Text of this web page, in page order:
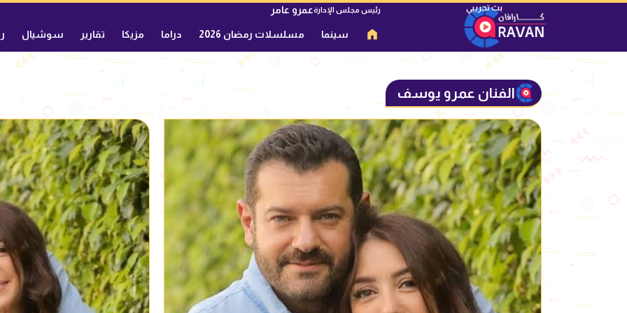
رئيس مجلس الإدارةعمرو عامر
سينما مسلسلات رمضان 2026 دراما مزيكا تقارير سوشيال
الفنان عمرو يوسف